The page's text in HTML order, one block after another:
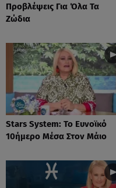
Προβλέψεις Για Όλα Τα
Ζώδια
Stars System: Το Ευνοϊκό
10ήμερο Μέσα Στον Μάιο